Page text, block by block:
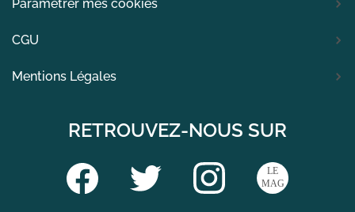
Paramétrer mes cookies
CGU
Mentions Légales
RETROUVEZ-NOUS SUR